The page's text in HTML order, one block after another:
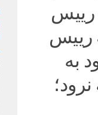
رییس
رییس
به